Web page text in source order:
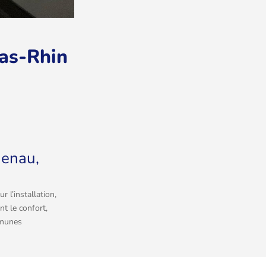
Rhin
l’installation,
le confort,